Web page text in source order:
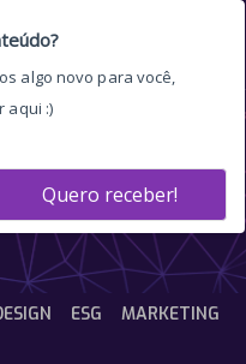
ESG MARKETING